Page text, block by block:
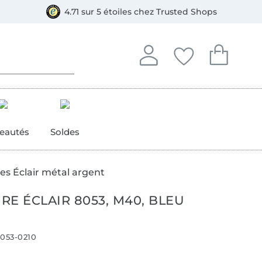
4.71 sur 5 étoiles chez Trusted Shops
Se connecter
Se connecter à votre
Mes favoris
Vous avez
Mon
Vous avez
Soldes
Éclair métal argent
ÉCLAIR 8053, M40, BLEU
0210
Bancontact